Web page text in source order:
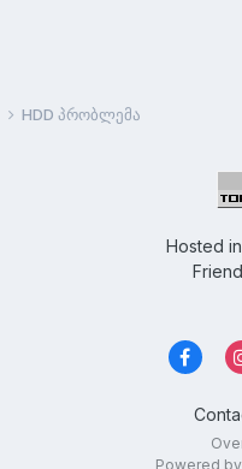
HDD პრობლემა
Hosted in
Powered